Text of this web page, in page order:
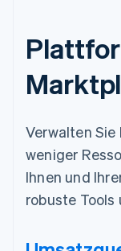
Verwalten
weniger
Ihnen und
robuste Tools